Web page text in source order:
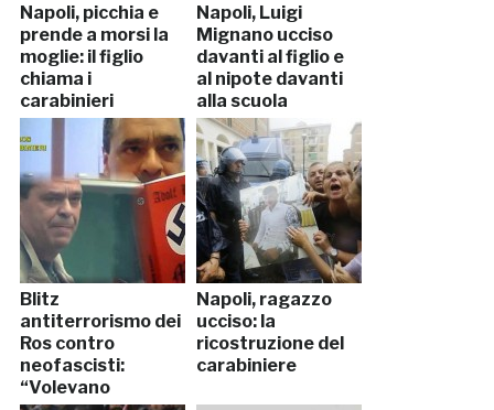
Napoli, picchia e
prende a morsi la
moglie: il figlio
chiama i
carabinieri
Napoli, Luigi
Mignano ucciso
davanti al figlio e
al nipote davanti
alla scuola
Blitz
antiterrorismo dei
Ros contro
neofascisti:
“Volevano
Napoli, ragazzo
ucciso: la
ricostruzione del
carabiniere